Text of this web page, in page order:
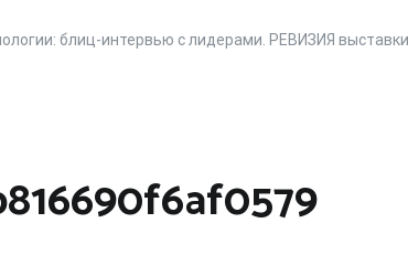
блиц-интервью с лидерами. РЕВИЗИЯ